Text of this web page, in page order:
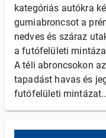
kategóriás autókra
gumiabroncsot a
nedves és száraz
a futófelületi
A téli abroncsokon
tapadást havas és
futófelületi